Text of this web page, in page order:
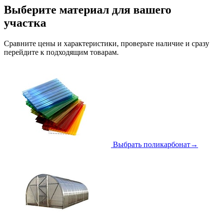
Выберите материал для вашего
участка
Сравните цены и характеристики, проверьте наличие и сразу
перейдите к подходящим товарам.
Выбрать поликарбонат→